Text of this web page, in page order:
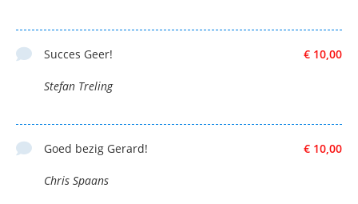
€ 10,00
Succes Geer!
Stefan Treling
€ 10,00
Goed bezig Gerard!
Chris Spaans